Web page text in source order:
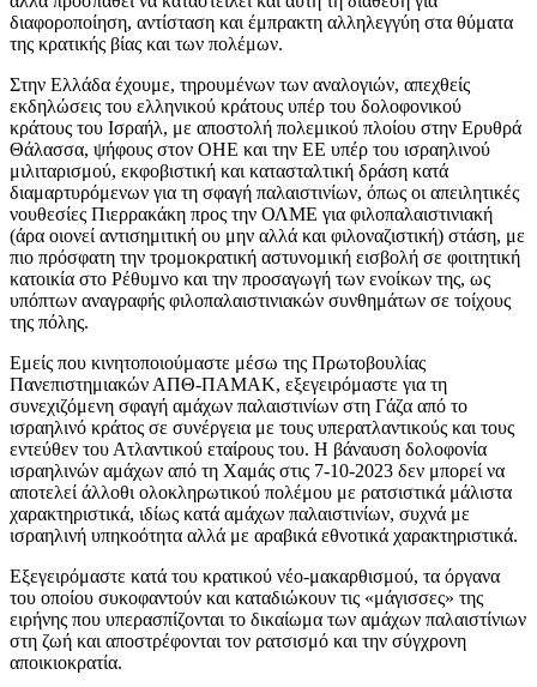
διαφοροποίηση, αντίσταση και έμπρακτη αλληλεγγύη στα θύματα
της κρατικής βίας και των πολέμων.
Στην Ελλάδα έχουμε, τηρουμένων των αναλογιών, απεχθείς
εκδηλώσεις του ελληνικού κράτους υπέρ του δολοφονικού
κράτους του Ισραήλ, με αποστολή πολεμικού πλοίου στην Ερυθρά
Θάλασσα, ψήφους στον ΟΗΕ και την ΕΕ υπέρ του ισραηλινού
μιλιταρισμού, εκφοβιστική και κατασταλτική δράση κατά
διαμαρτυρόμενων για τη σφαγή παλαιστινίων, όπως οι απειλητικές
νουθεσίες Πιερρακάκη προς την ΟΛΜΕ για φιλοπαλαιστινιακή
(άρα οιονεί αντισημιτική ου μην αλλά και φιλοναζιστική) στάση, με
πιο πρόσφατη την τρομοκρατική αστυνομική εισβολή σε φοιτητική
κατοικία στο Ρέθυμνο και την προσαγωγή των ενοίκων της, ως
υπόπτων αναγραφής φιλοπαλαιστινιακών συνθημάτων σε τοίχους
της πόλης.
Εμείς που κινητοποιούμαστε μέσω της Πρωτοβουλίας
Πανεπιστημιακών ΑΠΘ-ΠΑΜΑΚ, εξεγειρόμαστε για τη
συνεχιζόμενη σφαγή αμάχων παλαιστινίων στη Γάζα από το
ισραηλινό κράτος σε συνέργεια με τους υπερατλαντικούς και τους
εντεύθεν του Ατλαντικού εταίρους του. Η βάναυση δολοφονία
ισραηλινών αμάχων από τη Χαμάς στις 7-10-2023 δεν μπορεί να
αποτελεί άλλοθι ολοκληρωτικού πολέμου με ρατσιστικά μάλιστα
χαρακτηριστικά, ιδίως κατά αμάχων παλαιστινίων, συχνά με
ισραηλινή υπηκοότητα αλλά με αραβικά εθνοτικά χαρακτηριστικά.
Εξεγειρόμαστε κατά του κρατικού νέο-μακαρθισμού, τα όργανα
του οποίου συκοφαντούν και καταδιώκουν τις «μάγισσες» της
ειρήνης που υπερασπίζονται το δικαίωμα των αμάχων παλαιστίνιων
στη ζωή και αποστρέφονται τον ρατσισμό και την σύγχρονη
αποικιοκρατία.